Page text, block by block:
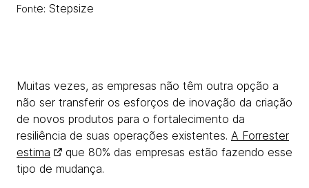
Fonte: Stepsize
Muitas vezes, as empresas não têm outra opção a
não ser transferir os esforços de inovação da criação
de novos produtos para o fortalecimento da
resiliência de suas operações existentes. A Forrester
estima
que 80% das empresas estão fazendo esse
tipo de mudança.